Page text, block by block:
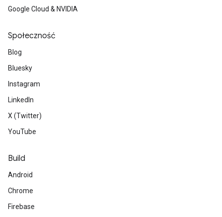
Google Cloud & NVIDIA
Społeczność
Blog
Bluesky
Instagram
LinkedIn
X (Twitter)
YouTube
Build
Android
Chrome
Firebase